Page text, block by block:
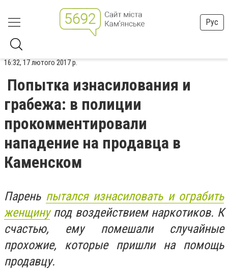
Рус
16:32, 17 лютого 2017 р.
Попытка изнасилования и
грабежа: в полиции
прокомментировали
нападение на продавца в
Каменском
Парень пытался изнасиловать и ограбить
женщинупод воздействием наркотиков. К
счастью, ему помешали случайные
прохожие, которые пришли на помощь
продавцу.